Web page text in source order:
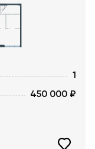
1
450 000 ₽